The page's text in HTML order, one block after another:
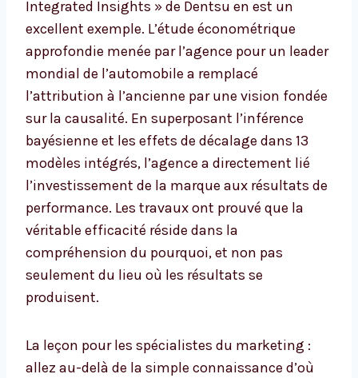
Integrated Insights » de Dentsu en est un
excellent exemple. L’étude économétrique
approfondie menée par l’agence pour un leader
mondial de l’automobile a remplacé
l’attribution à l’ancienne par une vision fondée
sur la causalité. En superposant l’inférence
bayésienne et les effets de décalage dans 13
modèles intégrés, l’agence a directement lié
l’investissement de la marque aux résultats de
performance. Les travaux ont prouvé que la
véritable efficacité réside dans la
compréhension du pourquoi, et non pas
seulement du lieu où les résultats se
produisent.
La leçon pour les spécialistes du marketing :
allez au-delà de la simple connaissance d’où